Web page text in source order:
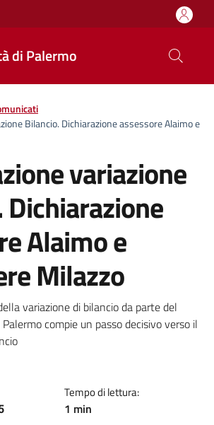
di Palermo
Bilancio. Dichiarazione assessore Alaimo e
variazione
Alaimo e
Milazzo
notizia
variazione di bilancio da parte del
compie un passo decisivo verso il
Tempo di lettura:
1 min